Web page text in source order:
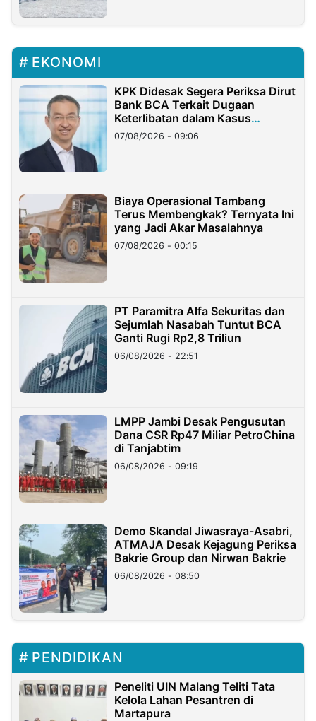
EKONOMI
KPK Didesak Segera Periksa Dirut
Bank BCA Terkait Dugaan
Keterlibatan dalam Kasus
Hilangnya Dana Nasabah Rp2,58
Miliar
07/08/2026 - 09:06
Biaya Operasional Tambang
Terus Membengkak? Ternyata Ini
yang Jadi Akar Masalahnya
07/08/2026 - 00:15
PT Paramitra Alfa Sekuritas dan
Sejumlah Nasabah Tuntut BCA
Ganti Rugi Rp2,8 Triliun
06/08/2026 - 22:51
LMPP Jambi Desak Pengusutan
Dana CSR Rp47 Miliar PetroChina
di Tanjabtim
06/08/2026 - 09:19
Demo Skandal Jiwasraya-Asabri,
ATMAJA Desak Kejagung Periksa
Bakrie Group dan Nirwan Bakrie
06/08/2026 - 08:50
PENDIDIKAN
Peneliti UIN Malang Teliti Tata
Kelola Lahan Pesantren di
Martapura